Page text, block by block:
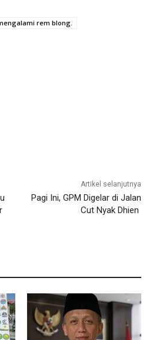
rem blong.
Artikel selanjutnya
Pagi Ini, GPM Digelar di Jalan
Cut Nyak Dhien